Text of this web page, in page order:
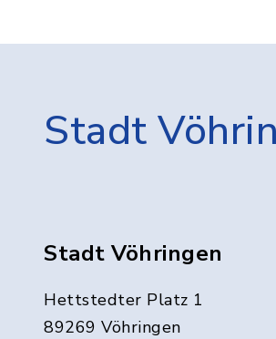
Stadt
Stadt Vöhringen
Hettstedter Platz 1
89269 Vöhringen